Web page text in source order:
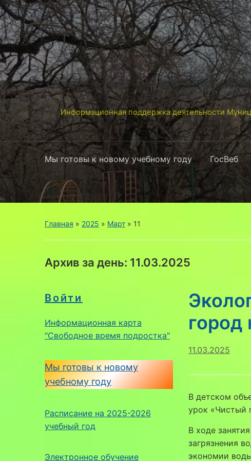
Информационная поддержка деятельности
Мы готовы к новому учебному году ГосВеб
Главная » 2025 » Март » 11
Архив за день: 11.03.2025
Войти
Информационная карта
"Свободное время подростка"
Мы готовы к новому
учебному году
Расписание на 2025-2026
учебный год
Электронное обучение
город
11.03.2025
В детском
урок «Чистый
В ходе
загрязнения
экономии